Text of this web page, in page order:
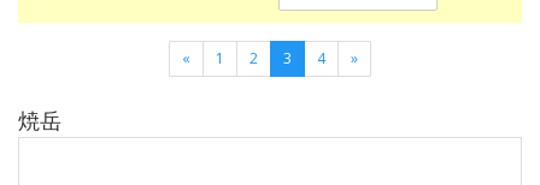
« 1 2 3 4 »
焼岳